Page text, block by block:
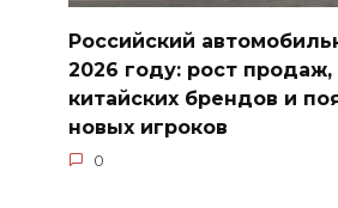
Российский
2026 году: рост
китайских брендов и
новых игроков
0